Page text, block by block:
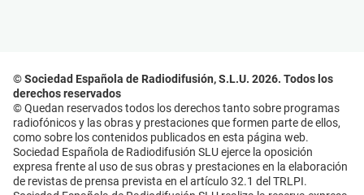
© Sociedad Española de Radiodifusión, S.L.U. 2026. Todos los
derechos reservados
© Quedan reservados todos los derechos tanto sobre programas
radiofónicos y las obras y prestaciones que formen parte de ellos,
como sobre los contenidos publicados en esta página web.
Sociedad Española de Radiodifusión SLU ejerce la oposición
expresa frente al uso de sus obras y prestaciones en la elaboración
de revistas de prensa prevista en el artículo 32.1 del TRLPI.